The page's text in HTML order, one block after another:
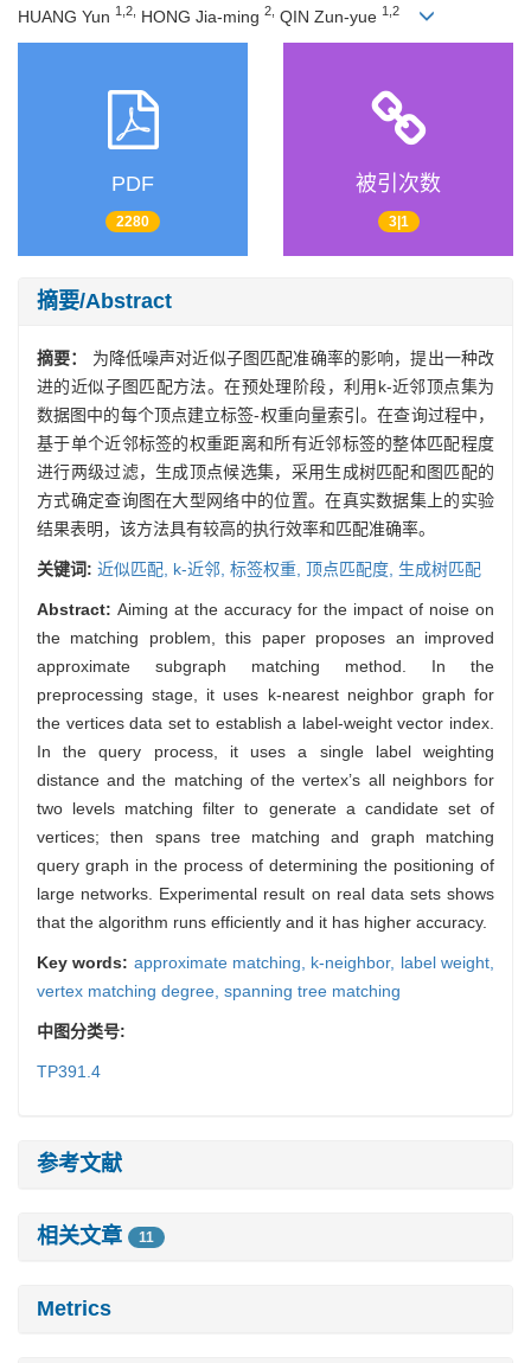
HUANG Yun 1,2, HONG Jia-ming 2, QIN Zun-yue 1,2
PDF
2280
被引次数
3|1
摘要/Abstract
摘要： 为降低噪声对近似子图匹配准确率的影响，提出一种改
进的近似子图匹配方法。在预处理阶段，利用k-近邻顶点集为
数据图中的每个顶点建立标签-权重向量索引。在查询过程中，
基于单个近邻标签的权重距离和所有近邻标签的整体匹配程度
进行两级过滤，生成顶点候选集，采用生成树匹配和图匹配的
方式确定查询图在大型网络中的位置。在真实数据集上的实验
结果表明，该方法具有较高的执行效率和匹配准确率。
关键词: 近似匹配, k-近邻, 标签权重, 顶点匹配度, 生成树匹配
Abstract: Aiming at the accuracy for the impact of noise on
the matching problem, this paper proposes an improved
approximate subgraph matching method. In the
preprocessing stage, it uses k-nearest neighbor graph for
the vertices data set to establish a label-weight vector index.
In the query process, it uses a single label weighting
distance and the matching of the vertex’s all neighbors for
two levels matching filter to generate a candidate set of
vertices; then spans tree matching and graph matching
query graph in the process of determining the positioning of
large networks. Experimental result on real data sets shows
that the algorithm runs efficiently and it has higher accuracy.
Key words: approximate matching, k-neighbor, label weight,
vertex matching degree, spanning tree matching
中图分类号:
TP391.4
参考文献
相关文章 11
Metrics